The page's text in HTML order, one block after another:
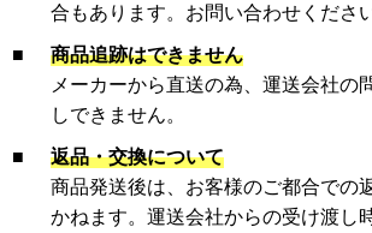
合もあります。お問い合わせください
■
商品追跡はできません
メーカーから直送の為、運送会社の
しできません。
■
返品・交換について
商品発送後は、お客様のご都合での
かねます。運送会社からの受け渡し